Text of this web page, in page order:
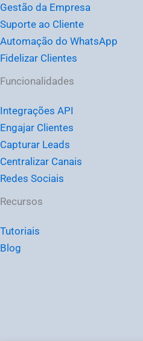
Gestão da Empresa
Suporte ao Cliente
Automação do WhatsApp
Fidelizar Clientes
Funcionalidades
Integrações API
Engajar Clientes
Capturar Leads
Centralizar Canais
Redes Sociais
Recursos
Tutoriais
Blog